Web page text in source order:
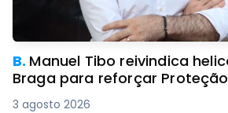
B. Manuel Tibo reivindica
Braga para reforçar
3 agosto 2026